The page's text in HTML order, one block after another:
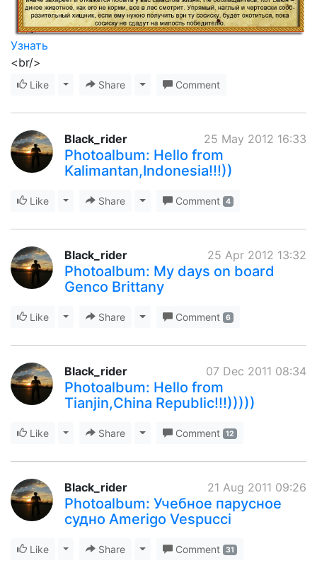
Узнать
<br/>
Like Toggle Dropdown
Share Toggle Dropdown
Comment
25 May 2012 16:33
Black_rider
Photoalbum: Hello from
Kalimantan,Indonesia!!!))
Like Toggle Dropdown
Share Toggle Dropdown
Comment 4
25 Apr 2012 13:32
Black_rider
Photoalbum: My days on board
Genco Brittany
Like Toggle Dropdown
Share Toggle Dropdown
Comment 6
07 Dec 2011 08:34
Black_rider
Photoalbum: Hello from
Tianjin,China Republic!!!)))))
Like Toggle Dropdown
Share Toggle Dropdown
Comment 12
21 Aug 2011 09:26
Black_rider
Photoalbum: Учебное парусное
судно Amerigo Vespucci
Like Toggle Dropdown
Share Toggle Dropdown
Comment 31